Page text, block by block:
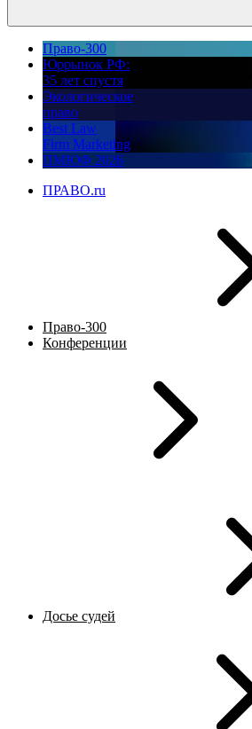
Право-300
Юррынок РФ:
35 лет спустя
Экологическое
право
Best Law
Firm Marketing
ПМЮФ 2026
ПРАВО.ru
Право-300
Конференции
Досье судей